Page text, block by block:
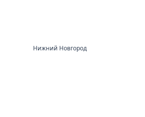
Нижний Новгород